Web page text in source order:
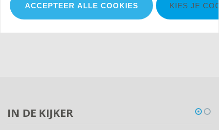
normaal droogproces
IN DE KIJKER
ACCEPTEER ALLE COOKIES KIES JE